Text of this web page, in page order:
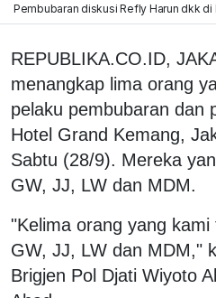
Pembubaran diskusi Refly Harun dkk di
REPUBLIKA.CO.ID,
menangkap lima orang
pelaku pembubaran dan
Hotel Grand Kemang,
Sabtu (28/9). Mereka
GW, JJ, LW dan MDM.
"Kelima orang yang
GW, JJ, LW dan MDM,"
Brigjen Pol Djati Wiyoto